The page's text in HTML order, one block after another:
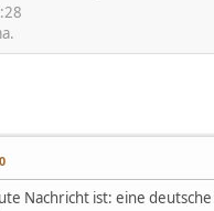
Nachricht ist: eine